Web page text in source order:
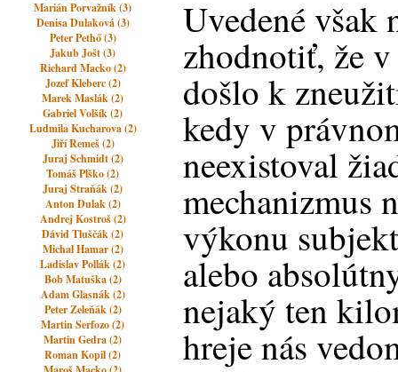
Marián Porvažník (3)
Denisa Dulaková (3)
Peter Pethő (3)
Jakub Jošt (3)
Richard Macko (2)
Jozef Kleberc (2)
Marek Maslák (2)
Gabriel Volšík (2)
Ludmila Kucharova (2)
Jiří Remeš (2)
Juraj Schmidt (2)
Tomáš Plško (2)
Juraj Straňák (2)
Anton Dulak (2)
Andrej Kostroš (2)
Dávid Tluščák (2)
Michal Hamar (2)
Ladislav Pollák (2)
Bob Matuška (2)
Adam Glasnák (2)
Peter Zeleňák (2)
Martin Serfozo (2)
Martin Gedra (2)
Roman Kopil (2)
Uvedené však
zhodnotiť, že
došlo k
kedy v
neexistoval
mechanizmus
výkonu
alebo
nejaký ten
hreje nás